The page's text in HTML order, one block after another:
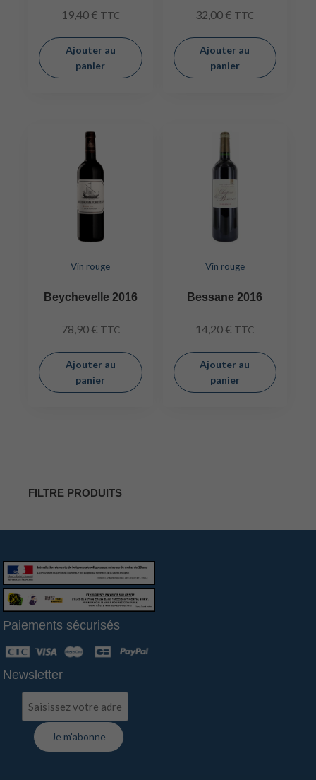
19,40 € TTC
Ajouter au
panier
32,00 € TTC
Ajouter au
panier
Vin rouge
Beychevelle 2016
78,90 € TTC
Ajouter au
panier
Vin rouge
Bessane 2016
14,20 € TTC
Ajouter au
panier
FILTRE PRODUITS
Paiements sécurisés
Newsletter